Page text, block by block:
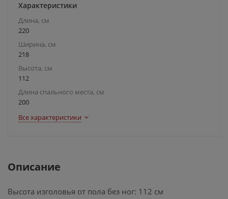
Характеристики
Длина, см
220
Ширина, см
218
Высота, см
112
Длина спального места, см
200
Все характеристики
Описание
Высота изголовья от пола без ног: 112 см